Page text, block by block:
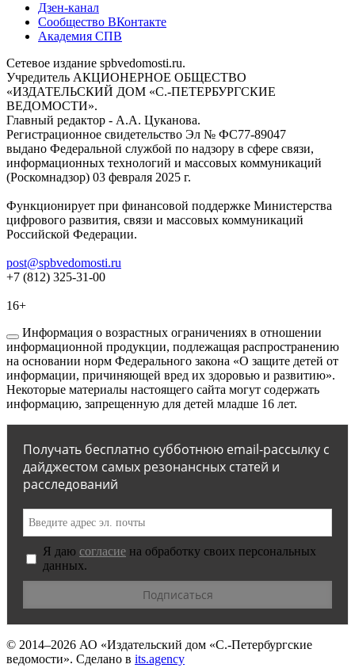
Дзен-канал
Сообщество ВКонтакте
Академия СПВ
Сетевое издание spbvedomosti.ru.
Учредитель АКЦИОНЕРНОЕ ОБЩЕСТВО
«ИЗДАТЕЛЬСКИЙ ДОМ «С.-ПЕТЕРБУРГСКИЕ
ВЕДОМОСТИ».
Главный редактор - А.А. Цуканова.
Регистрационное свидетельство Эл № ФС77-89047
выдано Федеральной службой по надзору в сфере связи,
информационных технологий и массовых коммуникаций
(Роскомнадзор) 03 февраля 2025 г.
Функционирует при финансовой поддержке Министерства
цифрового развития, связи и массовых коммуникаций
Российской Федерации.
post@spbvedomosti.ru
+7 (812) 325-31-00
16+
Информация о возрастных ограничениях в отношении
информационной продукции, подлежащая распространению
на основании норм Федерального закона «О защите детей от
информации, причиняющей вред их здоровью и развитию».
Некоторые материалы настоящего сайта могут содержать
информацию, запрещенную для детей младше 16 лет.
Получать бесплатно субботнюю email-рассылку с
дайджестом самых резонансных статей и
расследований
Я даю согласие на обработку своих персональных
данных.
© 2014–2026 АО «Издательский дом «С.-Петербургские
ведомости». Сделано в its.agency